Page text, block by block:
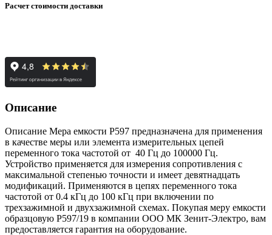
Расчет стоимости доставки
Описание
Описание Мера емкости Р597 предназначена для применения
в качестве меры или элемента измерительных цепей
переменного тока частотой от 40 Гц до 100000 Гц.
Устройство применяется для измерения сопротивления с
максимальной степенью точности и имеет девятнадцать
модификаций. Применяются в цепях переменного тока
частотой от 0.4 кГц до 100 кГц при включении по
трехзажимной и двухзажимной схемах. Покупая меру емкости
образцовую Р597/19 в компании ООО МК Зенит-Электро, вам
предоставляется гарантия на оборудование.